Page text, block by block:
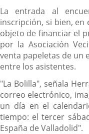
La entrada al
inscripción, si bien,
objeto de financiar el
por la Asociación
venta papeletas de un
entre los asistentes.
"La Bolilla", señala
correo electrónico,
un día en el
tiempo: el tercer
España de Valladolid".